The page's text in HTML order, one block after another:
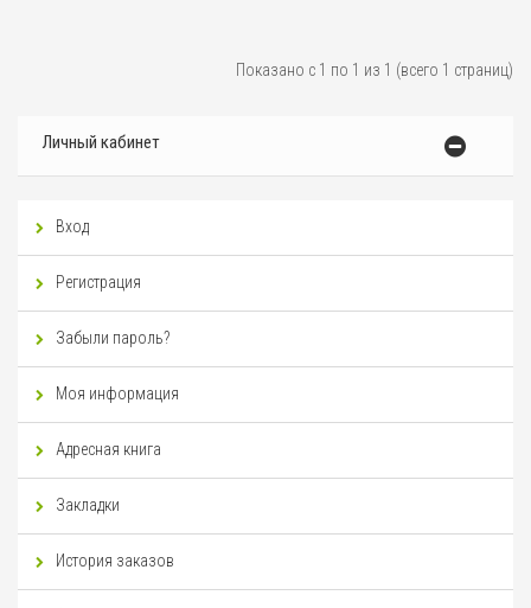
Показано с 1 по 1 из 1 (всего 1 страниц)
Личный кабинет
Вход
Регистрация
Забыли пароль?
Моя информация
Адресная книга
Закладки
История заказов